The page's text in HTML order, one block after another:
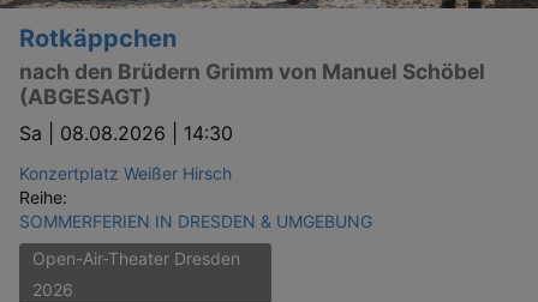
Rotkäppchen
nach den Brüdern Grimm von Manuel Schöbel
(ABGESAGT)
Sa | 08.08.2026 | 14:30
Konzertplatz Weißer Hirsch
Reihe:
SOMMERFERIEN IN DRESDEN & UMGEBUNG
Open-Air-Theater Dresden
2026